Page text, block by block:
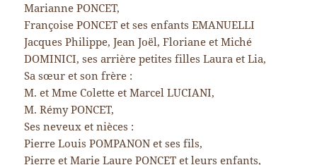
Marianne PONCET,
Françoise PONCET et ses enfants EMANUELLI
Jacques Philippe, Jean Joël, Floriane et Miché
DOMINICI, ses arrière petites filles Laura et Lia,
Sa sœur et son frère :
M. et Mme Colette et Marcel LUCIANI,
M. Rémy PONCET,
Ses neveux et nièces :
Pierre Louis POMPANON et ses fils,
Pierre et Marie Laure PONCET et leurs enfants,